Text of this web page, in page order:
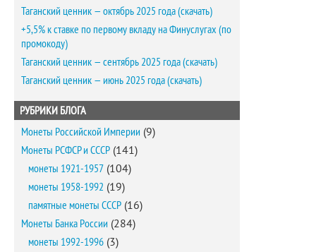
Таганский ценник — октябрь 2025 года (скачать)
+5,5% к ставке по первому вкладу на Финуслугах (по
промокоду)
Таганский ценник — сентябрь 2025 года (скачать)
Таганский ценник — июнь 2025 года (скачать)
РУБРИКИ БЛОГА
Монеты Российской Империи (9)
Монеты РСФСР и СССР (141)
монеты 1921-1957 (104)
монеты 1958-1992 (19)
памятные монеты СССР (16)
Монеты Банка России (284)
монеты 1992-1996 (3)